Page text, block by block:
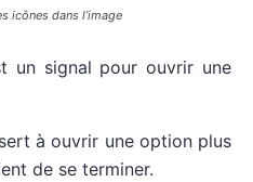
icônes dans l’image
un signal pour ouvrir une
à ouvrir une option plus
de se terminer.